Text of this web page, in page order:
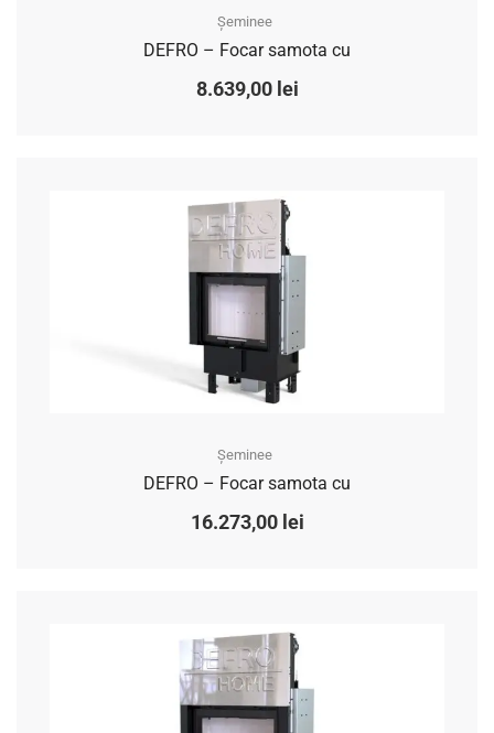
Șeminee
DEFRO – Focar samota cu
8.639,00 lei
Șeminee
DEFRO – Focar samota cu
16.273,00 lei